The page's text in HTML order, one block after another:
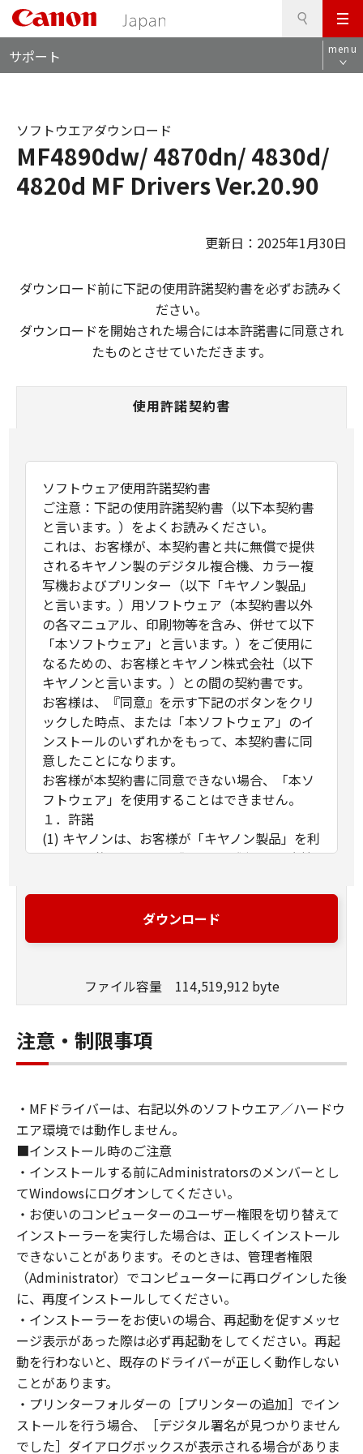
メ
ニ
ュ
サポート menu
MF4890dw/ 4870dn/ 4830d/
4820d MF Drivers Ver.20.90
ソフトウエアダウンロード
更新日：2025年1月30日
ダウンロード前に下記の使用許諾契約書を必ずお読みく
ださい。
ダウンロードを開始された場合には本許諾書に同意され
たものとさせていただきます。
使用許諾契約書
ソフトウェア使用許諾契約書
ご注意：下記の使用許諾契約書（以下本契約書
と言います。）をよくお読みください。
これは、お客様が、本契約書と共に無償で提供
されるキヤノン製のデジタル複合機、カラー複
写機およびプリンター（以下「キヤノン製品」
と言います。）用ソフトウェア（本契約書以外
の各マニュアル、印刷物等を含み、併せて以下
「本ソフトウェア」と言います。）をご使用に
なるための、お客様とキヤノン株式会社（以下
キヤノンと言います。）との間の契約書です。
お客様は、『同意』を示す下記のボタンをクリ
ックした時点、または「本ソフトウェア」のイ
ンストールのいずれかをもって、本契約書に同
意したことになります。
お客様が本契約書に同意できない場合、「本ソ
フトウェア」を使用することはできません。
１．許諾
(1) キヤノンは、お客様が「キヤノン製品」を利
用する目的のために、「キヤノン製品」に直接
ンピューター（以下「指定機器」と言いま
す。）において、「本ソフトウェア」を使用
ること、アクセスすること、もしくは実行する
の非独占的権利をお客様に対して許諾します。
お客様は、また「指定機器」にネットワークを
通じて接続されたコンピューター上で、かかる
ェア」を使用させることができますが、かかる
コンピューターの使用者に本契約書上の義務お
よび条件を遵守させるとともに、その履行に関
し全責任を負うことを条件とします。
(2) お客様は、上記(1)に基づいて「本ソフトウ
ェア」を使用するためのバックアップとして、
「本ソフトウェア」を１部、複製することがで
きます。
(3) 上記(1)および(2)に定める場合を除き、キヤ
ノンまたはキヤノンのライセンサーのいかなる
知的財産権も、明示たると黙示たるとを問わ
ず、本契約書によってお客様に譲渡あるいは許
諾されるものではありません。
２．制限
(1) お客様は、再使用許諾、譲渡、販売、頒
布、リースもしくは貸与その他の方法により、
第三者に「本ソフトウェア」を使用させること
はできません。
ダウンロード
ファイル容量 114,519,912 byte
注意・制限事項
・MFドライバーは、右記以外のソフトウエア／ハードウ
エア環境では動作しません。
■インストール時のご注意
・インストールする前にAdministratorsのメンバーとし
てWindowsにログオンしてください。
・お使いのコンピューターのユーザー権限を切り替えて
インストーラーを実行した場合は、正しくインストール
できないことがあります。そのときは、管理者権限
（Administrator）でコンピューターに再ログインした後
に、再度インストールしてください。
・インストーラーをお使いの場合、再起動を促すメッセ
ージ表示があった際は必ず再起動をしてください。再起
動を行わないと、既存のドライバーが正しく動作しない
ことがあります。
・プリンターフォルダーの［プリンターの追加］でイン
ストールを行う場合、［デジタル署名が見つかりません
でした］ダイアログボックスが表示される場合がありま